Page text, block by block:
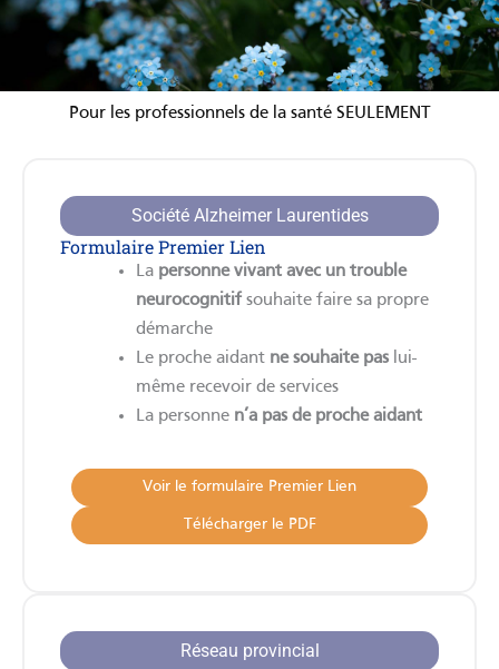
Pour les professionnels de la santé SEULEMENT
Société Alzheimer Laurentides
Formulaire Premier Lien
La personne vivant avec un trouble
neurocognitif souhaite faire sa propre
démarche
Le proche aidant ne souhaite pas lui-
même recevoir de services
La personne n’a pas de proche aidant
Voir le formulaire Premier Lien
Télécharger le PDF
Réseau provincial